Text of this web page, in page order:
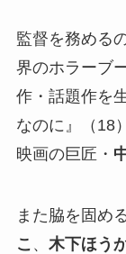
監督を務める
界のホラーブ
作・話題作を
なのに』（18
映画の巨匠・
また脇を固め
こ 、 木下ほう